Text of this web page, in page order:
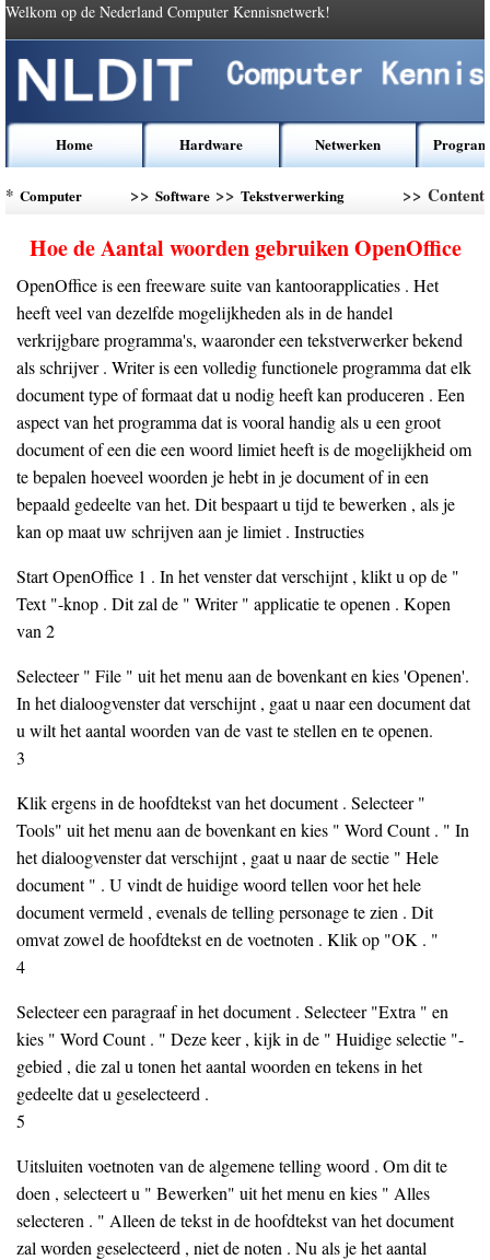
Welkom op de Nederland Computer Kennisnetwerk!
Home Hardware Netwerken
* Computer
>> Software>> Tekstverwerking
>> Content
Hoe de Aantal woorden gebruiken OpenOffice
OpenOffice is een freeware suite van kantoorapplicaties . Het
heeft veel van dezelfde mogelijkheden als in de handel
verkrijgbare programma's, waaronder een tekstverwerker bekend
als schrijver . Writer is een volledig functionele programma dat elk
document type of formaat dat u nodig heeft kan produceren . Een
aspect van het programma dat is vooral handig als u een groot
document of een die een woord limiet heeft is de mogelijkheid om
te bepalen hoeveel woorden je hebt in je document of in een
bepaald gedeelte van het. Dit bespaart u tijd te bewerken , als je
kan op maat uw schrijven aan je limiet . Instructies
Start OpenOffice 1 . In het venster dat verschijnt , klikt u op de "
Text "-knop . Dit zal de " Writer " applicatie te openen . Kopen
van 2
Selecteer " File " uit het menu aan de bovenkant en kies 'Openen'.
In het dialoogvenster dat verschijnt , gaat u naar een document dat
u wilt het aantal woorden van de vast te stellen en te openen.
3
Klik ergens in de hoofdtekst van het document . Selecteer "
Tools" uit het menu aan de bovenkant en kies " Word Count . " In
het dialoogvenster dat verschijnt , gaat u naar de sectie " Hele
document " . U vindt de huidige woord tellen voor het hele
document vermeld , evenals de telling personage te zien . Dit
omvat zowel de hoofdtekst en de voetnoten . Klik op "OK . "
4
Selecteer een paragraaf in het document . Selecteer "Extra " en
kies " Word Count . " Deze keer , kijk in de " Huidige selectie "-
gebied , die zal u tonen het aantal woorden en tekens in het
gedeelte dat u geselecteerd .
5
Uitsluiten voetnoten van de algemene telling woord . Om dit te
doen , selecteert u " Bewerken" uit het menu en kies " Alles
selecteren . " Alleen de tekst in de hoofdtekst van het document
zal worden geselecteerd , niet de noten . Nu als je het aantal